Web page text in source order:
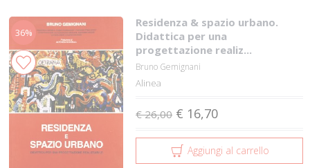
36%
Residenza & spazio urbano.
Didattica per una
progettazione realiz...
Bruno Gemignani
Alinea
€ 26,00 € 16,70
Aggiungi al carrello